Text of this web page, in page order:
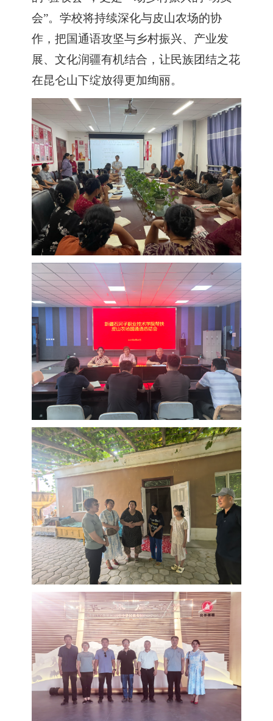
会”。 学校将持续深化与皮山农场的协
作，把国通语攻坚与乡村振兴、产业发
展、文化润疆有机结合，让民族团结之花
在昆仑山下绽放得更加绚丽。